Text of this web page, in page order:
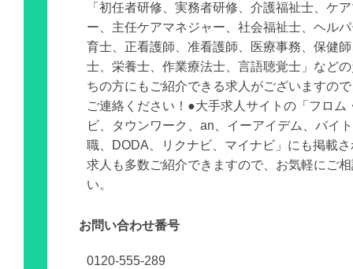
「初任者研修、実務者研修、介護福祉士、ケ
ー、主任ケアマネジャー、社会福祉士、ヘル
育士、正看護師、准看護師、医療事務、保健
士、栄養士、作業療法士、言語聴覚士」など
ちの方にもご紹介できる求人がございますの
ご連絡ください！●大手求人サイトの「フロム
ビ、タウンワーク、an、イーアイデム、バイ
職、DODA、リクナビ、マイナビ」にも掲載
求人も多数ご紹介できますので、お気軽にご
い。
お問い合わせ番号
0120-555-289